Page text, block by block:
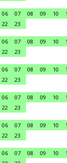
06 07 08 09 10
22
23
06 07 08 09 10
22
23
06 07 08 09 10
22
23
06 07 08 09 10
22
23
06 07 08 09 10
22
23
06 07 08 09 10